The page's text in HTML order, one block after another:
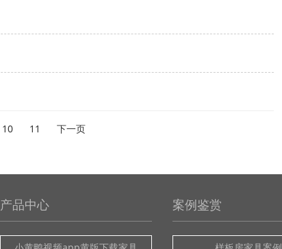
10 11 下一页
产品中心 案例鉴赏